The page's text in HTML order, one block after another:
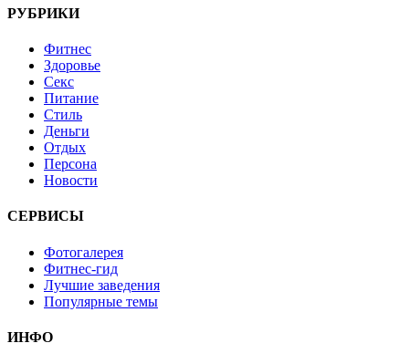
РУБРИКИ
Фитнес
Здоровье
Секс
Питание
Стиль
Деньги
Отдых
Персона
Новости
СЕРВИСЫ
Фотогалерея
Фитнес-гид
Лучшие заведения
Популярные темы
ИНФО